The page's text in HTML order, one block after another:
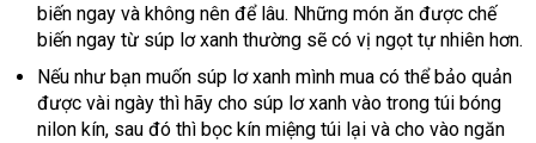
biến ngay và không nên để lâu. Những món ăn được chế
biến ngay từ súp lơ xanh thường sẽ có vị ngọt tự nhiên hơn.
Nếu như bạn muốn súp lơ xanh mình mua có thể bảo quản
được vài ngày thì hãy cho súp lơ xanh vào trong túi bóng
nilon kín, sau đó thì bọc kín miệng túi lại và cho vào ngăn